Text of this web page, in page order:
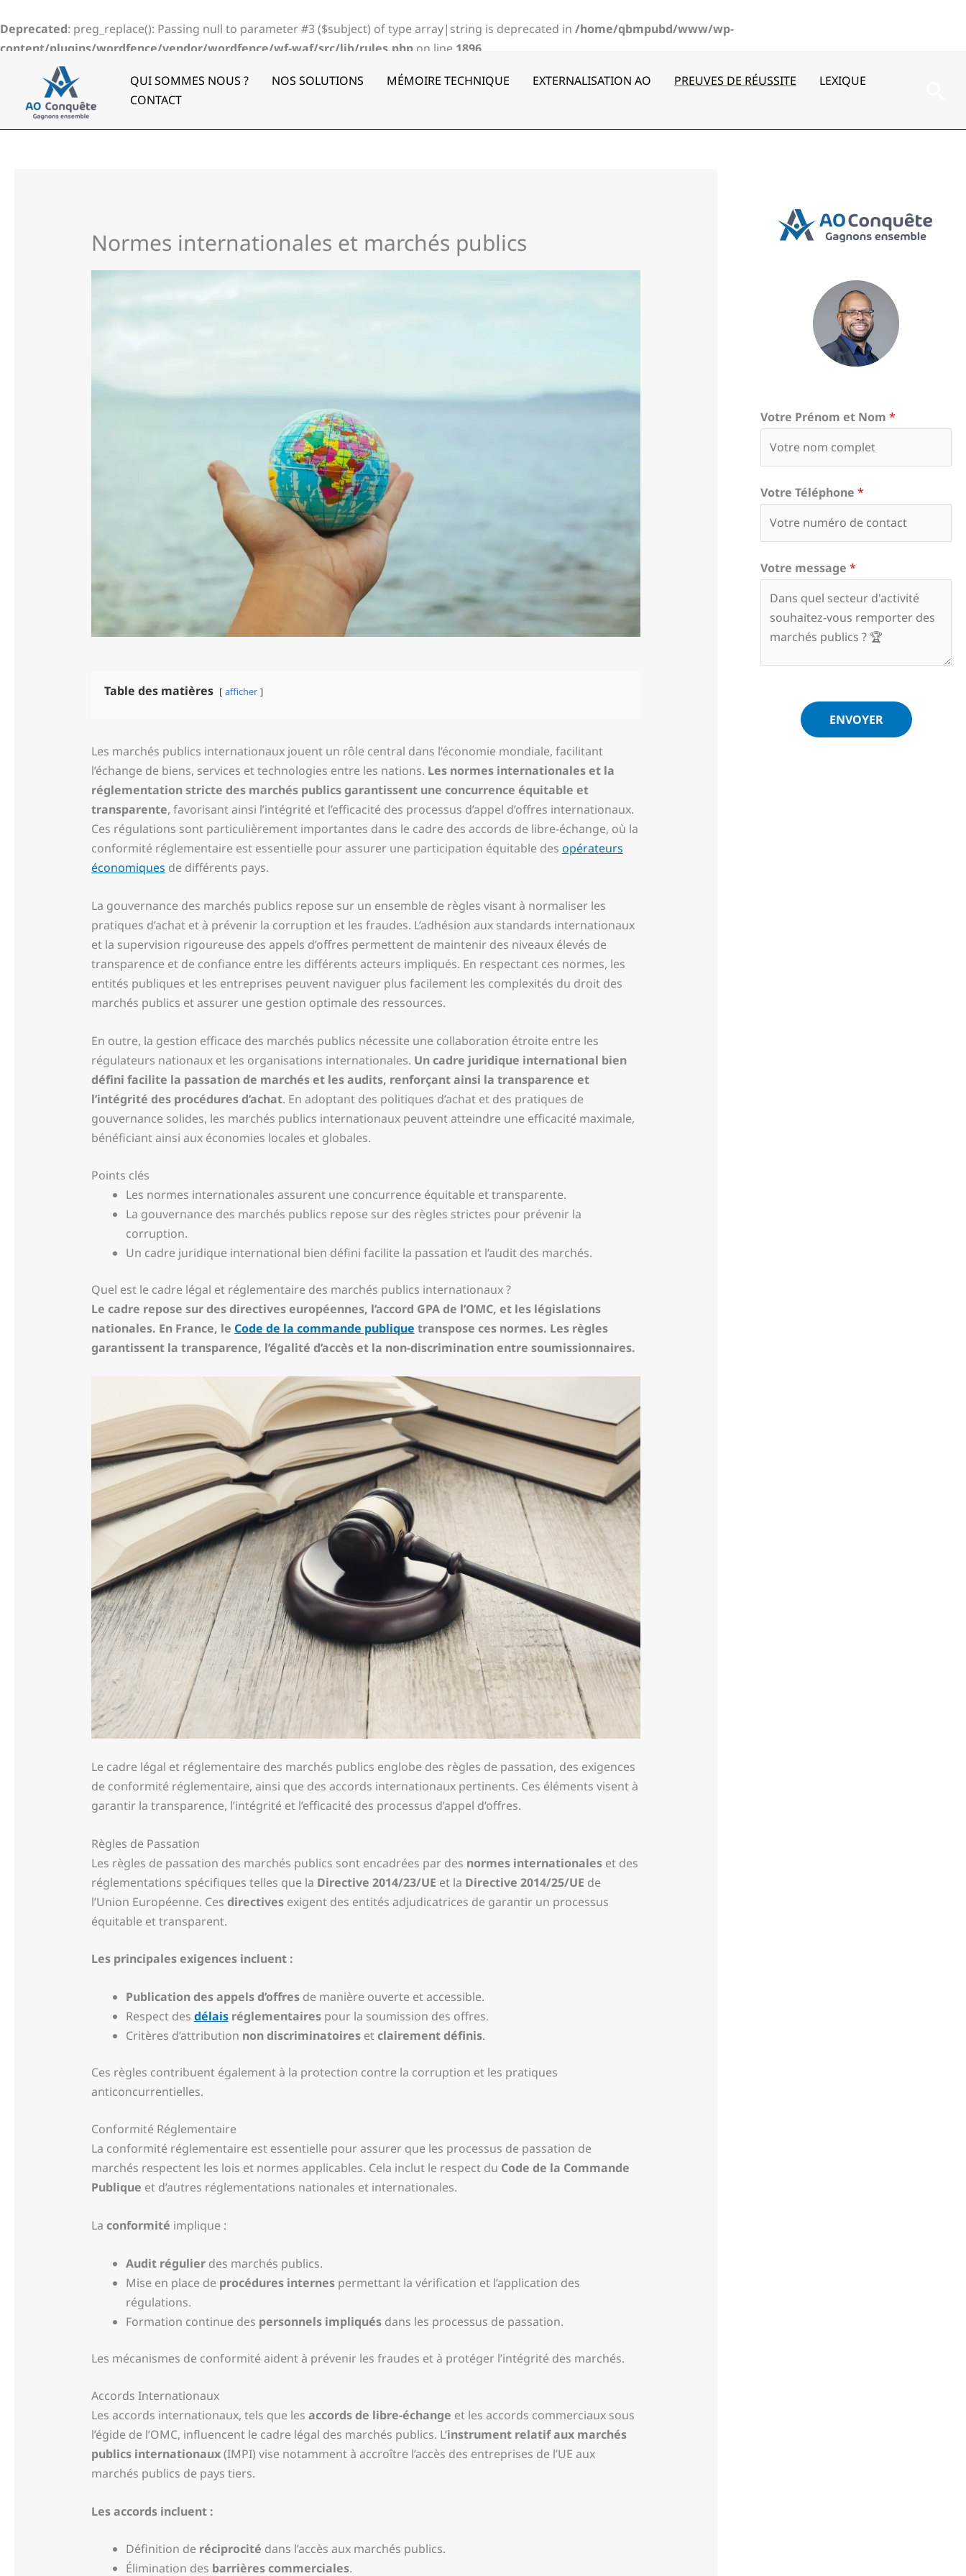
Deprecated: preg_replace(): Passing null to parameter #3 ($subject) of type array|string is deprecated in /home/qbmpubd/www/wp-
content/plugins/wordfence/vendor/wordfence/wf-waf/src/lib/rules.php on line 1896
au
contenu
QUI SOMMES NOUS ? NOS SOLUTIONS MÉMOIRE TECHNIQUE EXTERNALISATION AO PREUVES DE RÉUSSITE
LEXIQUE
CONTACT
Normes internationales et marchés publics
Table des matières afficher
Les marchés publics internationaux jouent un rôle central dans l’économie mondiale, facilitant
l’échange de biens, services et technologies entre les nations. Les normes internationales et la
réglementation stricte des marchés publics garantissent une concurrence équitable et
transparente, favorisant ainsi l’intégrité et l’efficacité des processus d’appel d’offres internationaux.
Ces régulations sont particulièrement importantes dans le cadre des accords de libre-échange, où la
conformité réglementaire est essentielle pour assurer une participation équitable des opérateurs
économiques de différents pays.
La gouvernance des marchés publics repose sur un ensemble de règles visant à normaliser les
pratiques d’achat et à prévenir la corruption et les fraudes. L’adhésion aux standards internationaux
et la supervision rigoureuse des appels d’offres permettent de maintenir des niveaux élevés de
transparence et de confiance entre les différents acteurs impliqués. En respectant ces normes, les
entités publiques et les entreprises peuvent naviguer plus facilement les complexités du droit des
marchés publics et assurer une gestion optimale des ressources.
En outre, la gestion efficace des marchés publics nécessite une collaboration étroite entre les
régulateurs nationaux et les organisations internationales. Un cadre juridique international bien
défini facilite la passation de marchés et les audits, renforçant ainsi la transparence et
l’intégrité des procédures d’achat. En adoptant des politiques d’achat et des pratiques de
gouvernance solides, les marchés publics internationaux peuvent atteindre une efficacité maximale,
bénéficiant ainsi aux économies locales et globales.
Points clés
Les normes internationales assurent une concurrence équitable et transparente.
La gouvernance des marchés publics repose sur des règles strictes pour prévenir la
corruption.
Un cadre juridique international bien défini facilite la passation et l’audit des marchés.
Quel est le cadre légal et réglementaire des marchés publics internationaux ?
Le cadre repose sur des directives européennes, l’accord GPA de l’OMC, et les législations
nationales. En France, le Code de la commande publique transpose ces normes. Les règles
garantissent la transparence, l’égalité d’accès et la non-discrimination entre soumissionnaires.
Le cadre légal et réglementaire des marchés publics englobe des règles de passation, des exigences
de conformité réglementaire, ainsi que des accords internationaux pertinents. Ces éléments visent à
garantir la transparence, l’intégrité et l’efficacité des processus d’appel d’offres.
Règles de Passation
Les règles de passation des marchés publics sont encadrées par des normes internationaleset des
réglementations spécifiques telles que la Directive 2014/23/UE et la Directive 2014/25/UE de
l’Union Européenne. Ces directivesexigent des entités adjudicatrices de garantir un processus
équitable et transparent.
Les principales exigences incluent :
Publication des appels d’offresde manière ouverte et accessible.
Respect des délaisréglementairespour la soumission des offres.
Critères d’attribution non discriminatoiresetclairement définis.
Ces règles contribuent également à la protection contre la corruption et les pratiques
anticoncurrentielles.
Conformité Réglementaire
La conformité réglementaire est essentielle pour assurer que les processus de passation de
marchés respectent les lois et normes applicables. Cela inclut le respect du Code de la Commande
Publique et d’autres réglementations nationales et internationales.
La conformité implique :
Audit régulierdes marchés publics.
Mise en place de procédures internespermettant la vérification et l’application des
régulations.
Formation continue des personnels impliquésdans les processus de passation.
Les mécanismes de conformité aident à prévenir les fraudes et à protéger l’intégrité des marchés.
Accords Internationaux
Les accords internationaux, tels que les accords de libre-échange et les accords commerciaux sous
l’égide de l’OMC, influencent le cadre légal des marchés publics. L’instrument relatif aux marchés
publics internationaux(IMPI) vise notamment à accroître l’accès des entreprises de l’UE aux
marchés publics de pays tiers.
Les accords incluent :
Définition de réciprocité dans l’accès aux marchés publics.
Élimination des barrières commerciales.
Votre Prénom et Nom *
Votre Téléphone *
Votre message *
ENVOYER